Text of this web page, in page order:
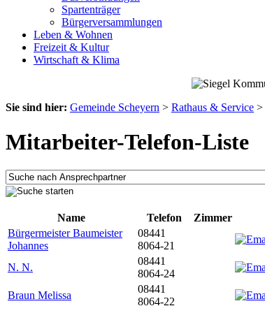
Spartenträger
Bürgerversammlungen
Leben & Wohnen
Freizeit & Kultur
Wirtschaft & Klima
Sie sind hier: Gemeinde Scheyern > Rathaus & Service >
Mitarbeiter-Telefon-Liste
Name
Telefon Zimmer
Bürgermeister Baumeister
Johannes
08441
8064-21
N. N.
08441
8064-24
Braun Melissa
08441
8064-22